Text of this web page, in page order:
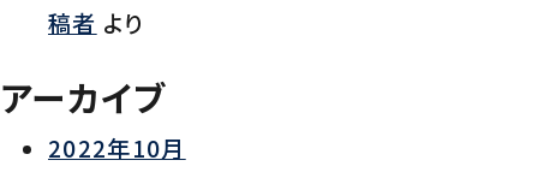
稿者 より
アーカイブ
2022年10月